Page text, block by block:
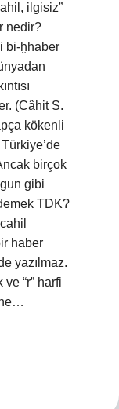
ilgisiz”
nedir?
(Câhit S.
kökenli
birçok
gibi
TDK?
haber
yazılmaz.
“r” harfi